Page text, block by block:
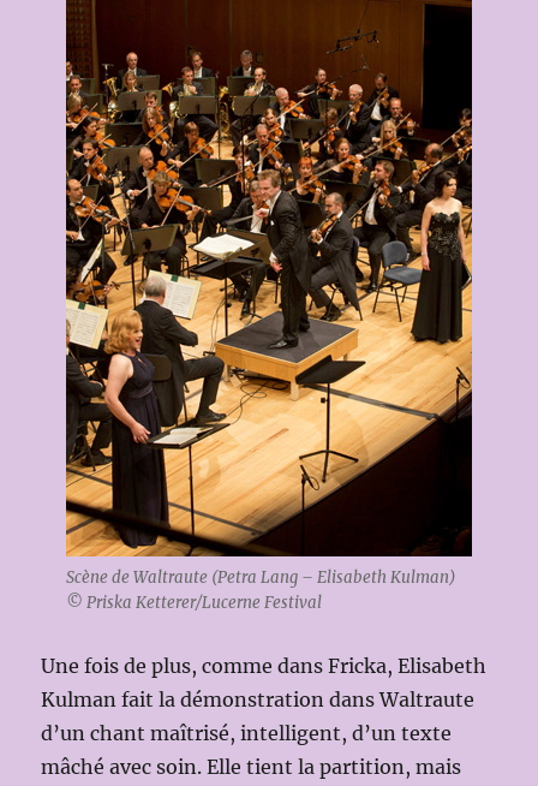
Scène de Waltraute (Petra Lang – Elisabeth Kulman)
© Priska Ketterer/Lucerne Festival
Une fois de plus, comme dans Fricka, Elisabeth
Kulman fait la démonstration dans Waltraute
d’un chant maîtrisé, intelligent, d’un texte
mâché avec soin. Elle tient la partition, mais